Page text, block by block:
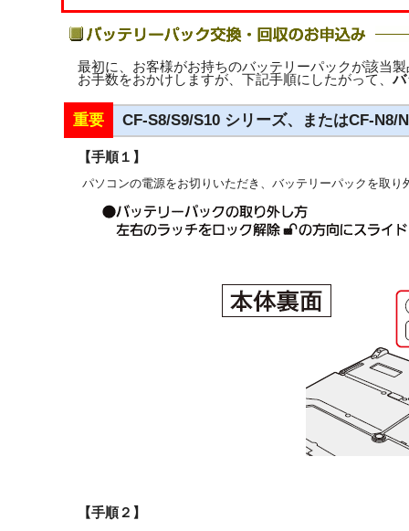
最初に、お客様がお持ちのバッテリーパックが該当
お手数をおかけしますが、下記手順にしたがって、 バ
重要 CF-S8/S9/S10 シリーズ、またはCF-N8/
【手順１】
パソコンの電源をお切りいただき、バッテリーパックを取り
【手順２】